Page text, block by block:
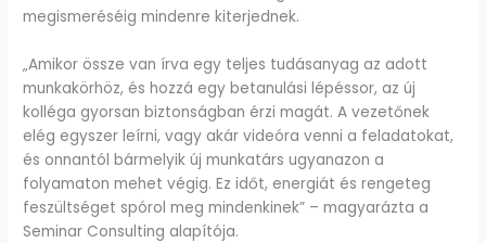
megismeréséig mindenre kiterjednek.
„Amikor össze van írva egy teljes tudásanyag az adott
munkakörhöz, és hozzá egy betanulási lépéssor, az új
kolléga gyorsan biztonságban érzi magát. A vezetőnek
elég egyszer leírni, vagy akár videóra venni a feladatokat,
és onnantól bármelyik új munkatárs ugyanazon a
folyamaton mehet végig. Ez időt, energiát és rengeteg
feszültséget spórol meg mindenkinek” – magyarázta a
Seminar Consulting alapítója.